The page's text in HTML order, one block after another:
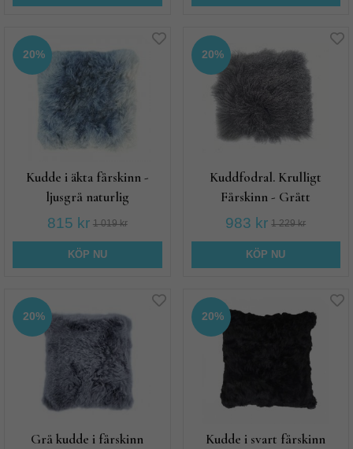
20%
Kudde i äkta fårskinn -
ljusgrå naturlig
815 kr 1 019 kr
KÖP NU
20%
Kuddfodral. Krulligt
Fårskinn - Grått
983 kr 1 229 kr
KÖP NU
20%
Grå kudde i fårskinn
20%
Kudde i svart fårskinn